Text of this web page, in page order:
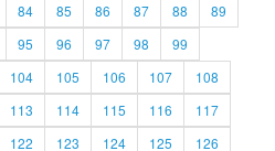
84 85 86 87 88
89
95 96 97 98
99
104 105 106 107
108
113 114 115 116
117
122 123 124 125
126